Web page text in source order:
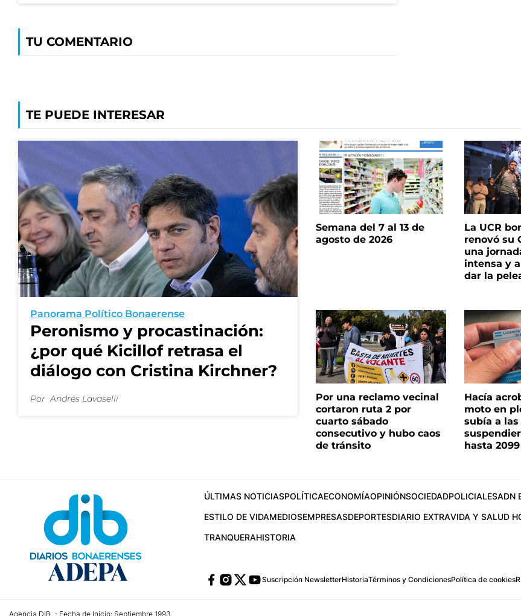
TU COMENTARIO
TE PUEDE INTERESAR
Panorama Político Bonaerense
Peronismo y procastinación:
¿por qué Kicillof retrasa el
diálogo con Cristina Kirchner?
Por Andrés Lavaselli
Semana del 7 al 13 de
agosto de 2026
La UCR
renovó su
una
intensa y
dar la
Por una reclamo vecinal
cortaron ruta 2 por
cuarto sábado
consecutivo y hubo caos
de tránsito
Hacía
moto en
subía a
hasta 2099
ÚLTIMAS NOTICIASPOLÍTICAECONOMÍAOPINIÓNSOCIEDADPOLICIALESADN
ESTILO DE VIDAMEDIOSEMPRESASDEPORTESDIARIO EXTRAVIDA Y SALUD
TRANQUERAHISTORIA
Suscripción NewsletterHistoriaTérminos y CondicionesPolítica de cookies
Agencia DIB - Fecha de Inicio: Septiembre 1993